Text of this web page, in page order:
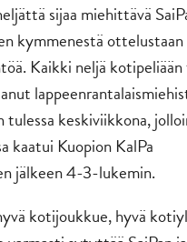
sijaa miehittävä
kymmenestä ottelustaan
Kaikki neljä
tulessa keskiviikkona,
kaatui Kuopion KalPa
jälkeen 4-3-lukemin.
kotijoukkue, hyvä